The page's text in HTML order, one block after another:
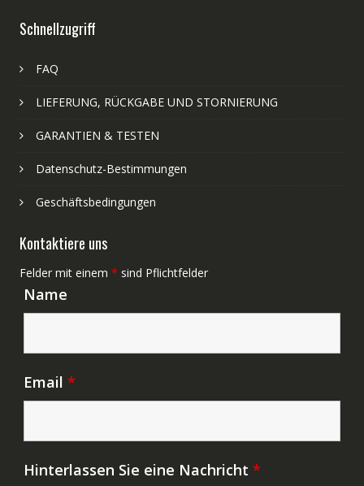
Schnellzugriff
FAQ
LIEFERUNG, RÜCKGABE UND STORNIERUNG
GARANTIEN & TESTEN
Datenschutz-Bestimmungen
Geschäftsbedingungen
Kontaktiere uns
Felder mit einem * sind Pflichtfelder
Name
Email *
Hinterlassen Sie eine Nachricht *